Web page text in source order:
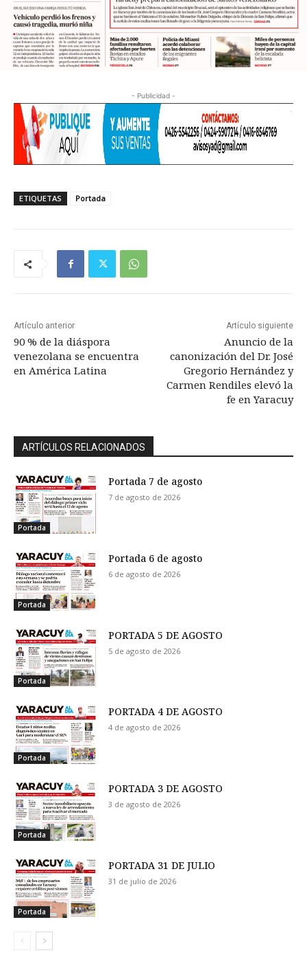
- Publicidad -
ETIQUETAS Portada
Artículo anterior
90 % de la diáspora
venezolana se encuentra
en América Latina
Artículo siguiente
Anuncio de la
canonización del Dr. José
Gregorio Hernández y
Carmen Rendiles elevó la
fe en Yaracuy
ARTÍCULOS RELACIONADOS
Portada
Portada 7 de agosto
7 de agosto de 2026
Portada
Portada 6 de agosto
6 de agosto de 2026
Portada
PORTADA 5 DE AGOSTO
5 de agosto de 2026
Portada
PORTADA 4 DE AGOSTO
4 de agosto de 2026
Portada
PORTADA 3 DE AGOSTO
3 de agosto de 2026
Portada
PORTADA 31 DE JULIO
31 de julio de 2026